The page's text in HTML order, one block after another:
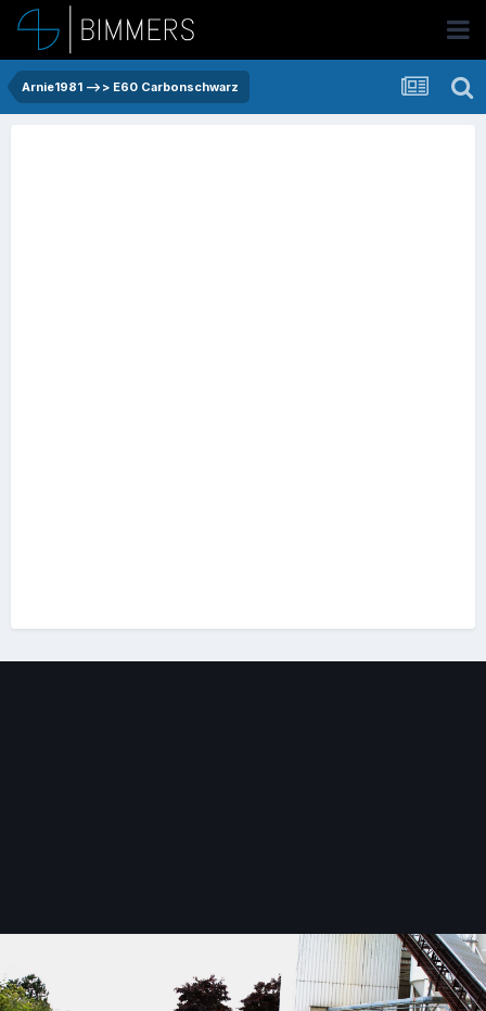
Arnie1981 -->> E60 Carbonschwarz